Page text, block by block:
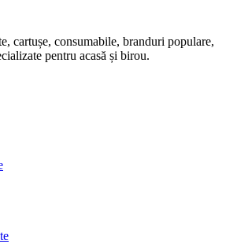
cartușe, consumabile, branduri populare,
pentru acasă și birou.